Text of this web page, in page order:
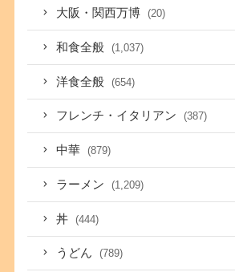
大阪・関西万博 (20)
和食全般 (1,037)
洋食全般 (654)
フレンチ・イタリアン (387)
中華 (879)
ラーメン (1,209)
丼 (444)
うどん (789)